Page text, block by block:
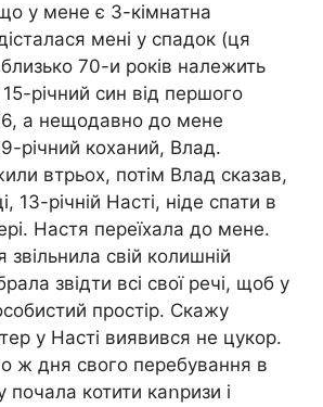
у мене є 3-кімнатна
мені у спадок (ця
70-и років належить
15-річний син від першого
а нещодавно до мене
річний коханий, Влад.
втрьох, потім Влад сказав,
13-річній Насті, ніде спати в
Настя переїхала до мене.
звільнила свій колишній
звідти всі свої речі, щоб у
простір. Скажу
у Насті виявився не цукор.
ж дня свого перебування в
котити каոризи і